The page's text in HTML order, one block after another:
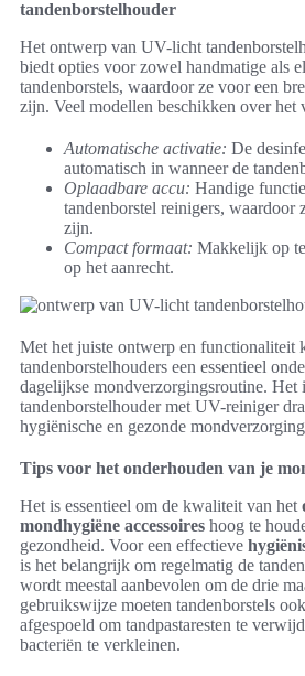
tandenborstelhouder
Het ontwerp van UV-licht
biedt opties voor zowel handmatige als
tandenborstels, waardoor ze voor een
zijn. Veel modellen beschikken over het
Automatische activatie: De
automatisch in wanneer de
Oplaadbare accu: Handige
tandenborstel reinigers, waardoor
zijn.
Compact formaat: Makkelijk op
op het aanrecht.
Met het juiste ontwerp en functionaliteit
tandenborstelhouders een essentieel
dagelijkse mondverzorgingsroutine. Het
tandenborstelhouder met UV-reiniger
hygiënische en gezonde
Tips voor het onderhouden van je
Het is essentieel om de kwaliteit van het
mondhygiëne accessoires hoog te
gezondheid. Voor een effectieve
is het belangrijk om regelmatig de
wordt meestal aanbevolen om de drie
gebruikswijze moeten tandenborstels
afgespoeld om tandpastaresten te
bacteriën te verkleinen.